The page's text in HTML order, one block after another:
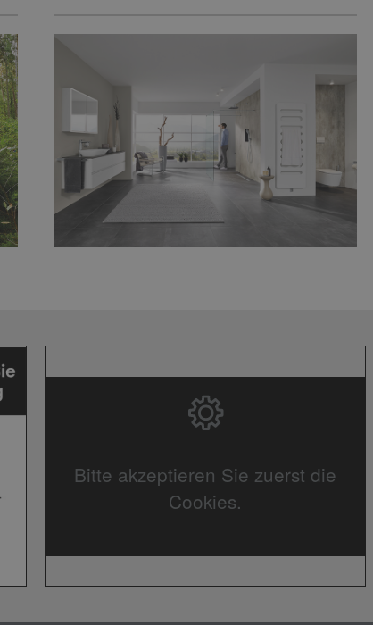
Bitte akzeptieren Sie zuerst die
Cookies.